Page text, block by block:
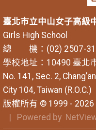
臺北市立中山女子高級
Girls High School
總 機：(02) 2507-
學校地址：10490 臺北
No. 141, Sec. 2,
City 104, Taiwan (R.O.C.)
版權所有 © 1999 - 2026
| Powered by